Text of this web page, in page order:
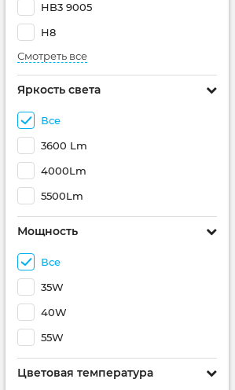
HB3 9005
H8
Смотреть все
Яркость света
Все
3600 Lm
4000Lm
5500Lm
Мощность
Все
35W
40W
55W
Цветовая температура